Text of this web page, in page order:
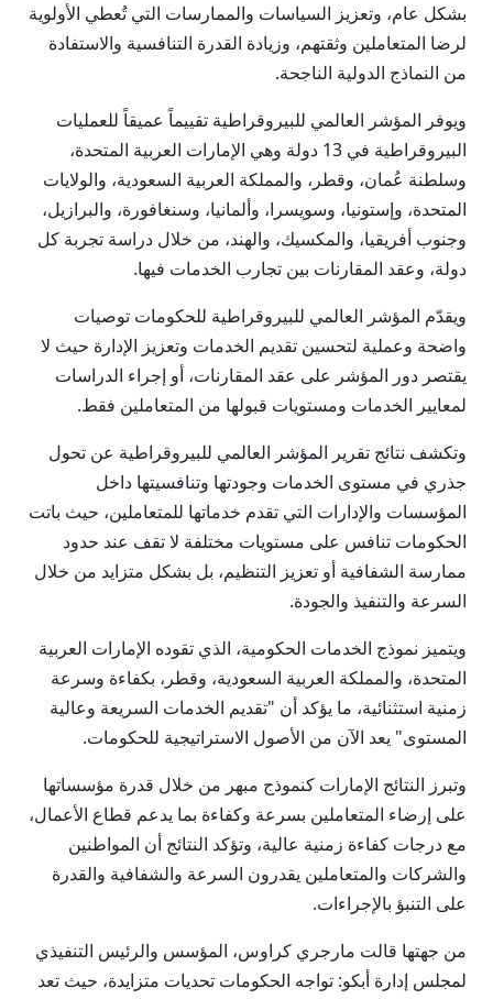
بشكل عام، وتعزيز السياسات والممارسات التي تُعطي الأولوية
لرضا المتعاملين وثقتهم، وزيادة القدرة التنافسية والاستفادة
من النماذج الدولية الناجحة.
ويوفر المؤشر العالمي للبيروقراطية تقييماً عميقاً للعمليات
البيروقراطية في 13 دولة وهي الإمارات العربية المتحدة،
وسلطنة عُمان، وقطر، والمملكة العربية السعودية، والولايات
المتحدة، وإستونيا، وسويسرا، وألمانيا، وسنغافورة، والبرازيل،
وجنوب أفريقيا، والمكسيك، والهند، من خلال دراسة تجربة كل
دولة، وعقد المقارنات بين تجارب الخدمات فيها.
ويقدّم المؤشر العالمي للبيروقراطية للحكومات توصيات
واضحة وعملية لتحسين تقديم الخدمات وتعزيز الإدارة حيث لا
يقتصر دور المؤشر على عقد المقارنات، أو إجراء الدراسات
لمعايير الخدمات ومستويات قبولها من المتعاملين فقط.
وتكشف نتائج تقرير المؤشر العالمي للبيروقراطية عن تحول
جذري في مستوى الخدمات وجودتها وتنافسيتها داخل
المؤسسات والإدارات التي تقدم خدماتها للمتعاملين، حيث باتت
الحكومات تنافس على مستويات مختلفة لا تقف عند حدود
ممارسة الشفافية أو تعزيز التنظيم، بل بشكل متزايد من خلال
السرعة والتنفيذ والجودة.
ويتميز نموذج الخدمات الحكومية، الذي تقوده الإمارات العربية
المتحدة، والمملكة العربية السعودية، وقطر، بكفاءة وسرعة
زمنية استثنائية، ما يؤكد أن "تقديم الخدمات السريعة وعالية
المستوى" يعد الآن من الأصول الاستراتيجية للحكومات.
وتبرز النتائج الإمارات كنموذج مبهر من خلال قدرة مؤسساتها
على إرضاء المتعاملين بسرعة وكفاءة بما يدعم قطاع الأعمال،
مع درجات كفاءة زمنية عالية، وتؤكد النتائج أن المواطنين
والشركات والمتعاملين يقدرون السرعة والشفافية والقدرة
على التنبؤ بالإجراءات.
من جهتها قالت مارجري كراوس، المؤسس والرئيس التنفيذي
لمجلس إدارة أبكو: تواجه الحكومات تحديات متزايدة، حيث تعد